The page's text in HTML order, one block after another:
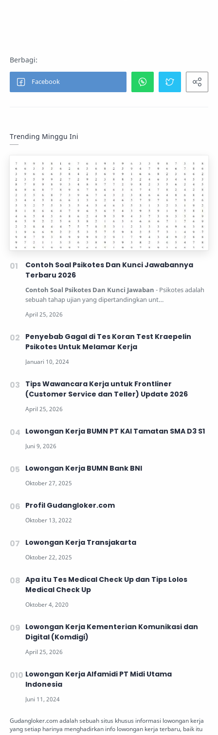
Trending Minggu Ini
Contoh Soal Psikotes Dan Kunci Jawabannya
Terbaru 2026
Contoh Soal Psikotes Dan Kunci Jawaban - Psikotes adalah
sebuah tahap ujian yang dipertandingkan unt…
Penyebab Gagal di Tes Koran Test Kraepelin
Psikotes Untuk Melamar Kerja
Tips Wawancara Kerja untuk Frontliner
(Customer Service dan Teller) Update 2026
Lowongan Kerja BUMN PT KAI Tamatan SMA D3 S1
Lowongan Kerja BUMN Bank BNI
Profil Gudangloker.com
Lowongan Kerja Transjakarta
Apa itu Tes Medical Check Up dan Tips Lolos
Medical Check Up
Lowongan Kerja Kementerian Komunikasi dan
Digital (Komdigi)
Lowongan Kerja Alfamidi PT Midi Utama
Indonesia
Gudangloker.com adalah sebuah situs khusus informasi lowongan kerja
yang setiap harinya menghadirkan info lowongan kerja terbaru, baik itu